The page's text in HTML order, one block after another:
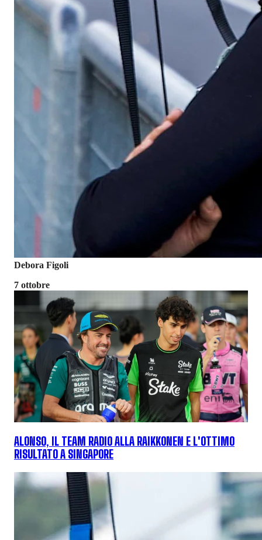
Debora Figoli
7 ottobre
ALONSO, IL TEAM RADIO ALLA RAIKKONEN E L'OTTIMO
RISULTATO A SINGAPORE